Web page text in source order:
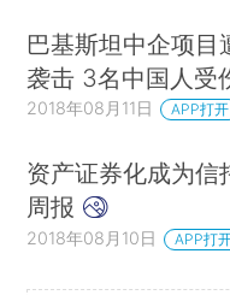
巴基斯坦中企项目
袭击 3名中国人受
2018年08月11日 APP打开
资产证券化成为信
周报
2018年08月10日 APP打